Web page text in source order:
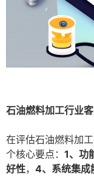
石油燃料加工行业
在评估石油燃料加
个核心要点： 1、功
好性， 4、系统集成